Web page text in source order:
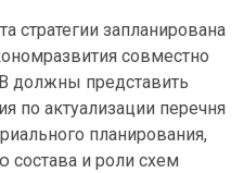
стратегии запланирована
совместно
должны представить
по актуализации перечня
планирования,
состава и роли схем